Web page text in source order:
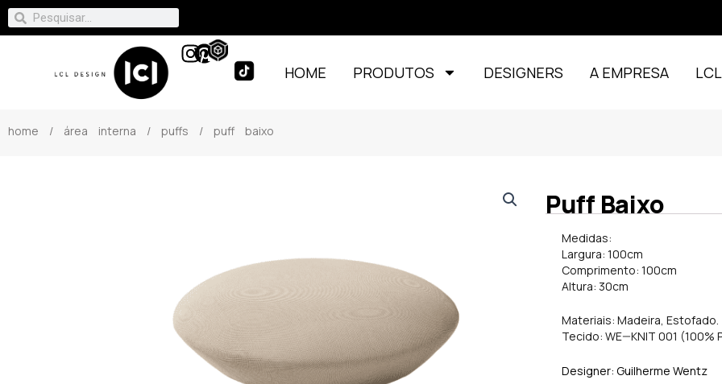
HOME PRODUTOS DESIGNERS A EMPRESA
home / área interna / puffs / puff baixo
Puff Baixo
Medidas:
Largura: 100cm
Comprimento: 100cm
Altura: 30cm
Materiais: Madeira, Estofado.
Tecido: WE—KNIT 001 (100%
Designer: Guilherme Wentz